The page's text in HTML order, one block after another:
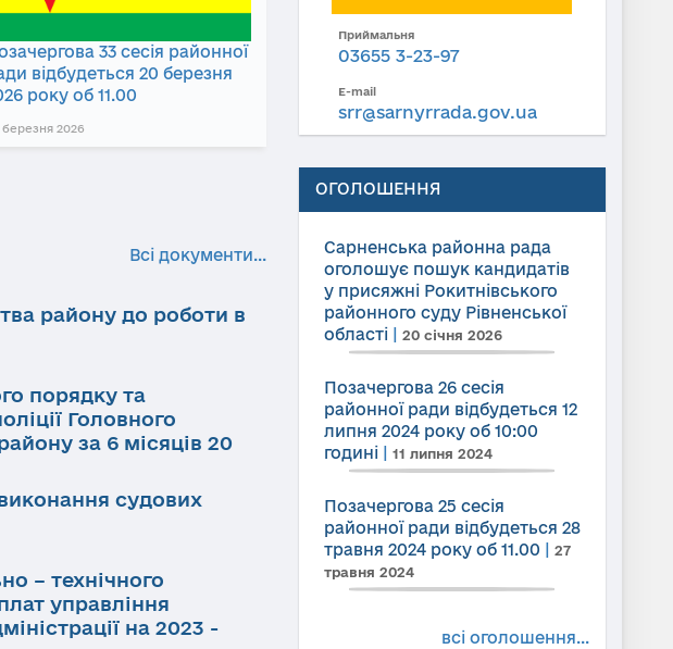
33 сесія районної
відбудеться 20 березня
року об 11.00
березня 2026
Всі документи...
району до роботи в
порядку та
Головного
за 6 місяців 20
судових
– технічного
управління
на 2023 -
Приймальня
03655 3-23-97
E-mail
srr@sarnyrrada.gov.ua
ОГОЛОШЕННЯ
Сарненська районна рада
оголошує пошук кандидатів
у присяжні Рокитнівського
районного суду Рівненської
області| 20 січня 2026
Позачергова 26 сесія
районної ради відбудеться 12
липня 2024 року об 10:00
годині| 11 липня 2024
Позачергова 25 сесія
районної ради відбудеться 28
травня 2024 року об 11.00
27
травня 2024
всі оголошення...